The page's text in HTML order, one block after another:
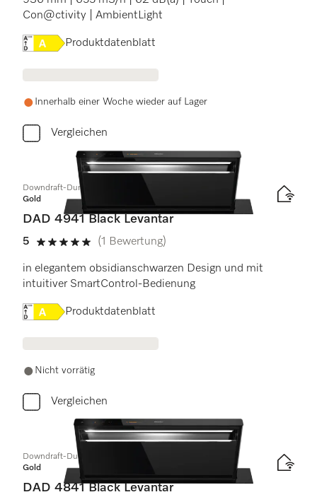
Con@ctivity | AmbientLight
Onlinelabel Image, Energielabel
Produktdatenblatt
Innerhalb einer Woche wieder auf Lager
Vergleichen
Downdraft-Dunstabzug
Gold
DAD 4941 Black Levantar
5
5 Sterne von 5
(1 Bewertung)
in elegantem obsidianschwarzen Design und mit
intuitiver SmartControl-Bedienung
Onlinelabel Image, Energielabel
Produktdatenblatt
Nicht vorrätig
Vergleichen
Downdraft-Dunstabzug
Gold
DAD 4841 Black Levantar